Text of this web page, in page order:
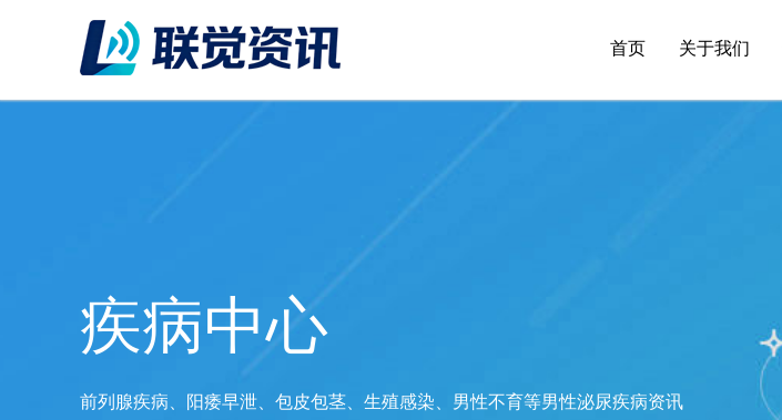
首页 关于我们
疾病中心
前列腺疾病、阳痿早泄、包皮包茎、生殖感染、男性不育等男性泌尿疾病资讯